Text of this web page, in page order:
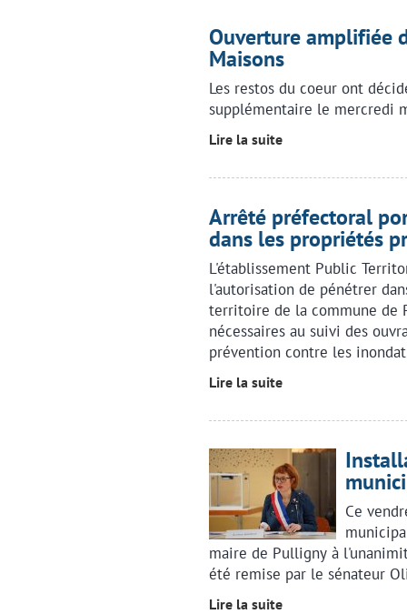
Ouverture amplifiée
Maisons
Les restos du coeur ont
supplémentaire le mercredi
Lire la suite
Arrêté préfectoral
dans les propriétés
L'établissement Public
l'autorisation de pénétrer
territoire de la commune de
nécessaires au suivi des
prévention contre les
Lire la suite
Ce
maire de Pulligny à
été remise par le sénateur
Lire la suite